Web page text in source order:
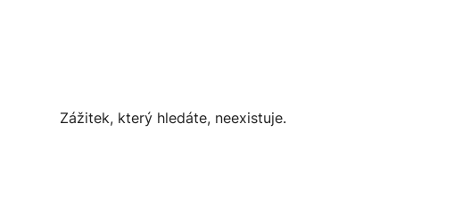
Zážitek, který hledáte, neexistuje.